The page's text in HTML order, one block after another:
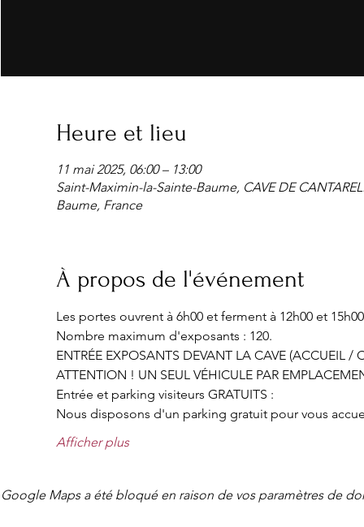
Heure et lieu
11 mai 2025, 06:00 – 13:00
Saint-Maximin-la-Sainte-Baume, CAVE DE
Baume, France
À propos de l'événement
Les portes ouvrent à 6h00 et ferment à 12h00 et
Nombre maximum d'exposants : 120.
ENTRÉE EXPOSANTS DEVANT LA CAVE (ACCUEIL /
ATTENTION ! UN SEUL VÉHICULE PAR
Entrée et parking visiteurs GRATUITS :
Nous disposons d'un parking gratuit pour vous
Afficher plus
Google Maps a été bloqué en raison de vos paramètres de